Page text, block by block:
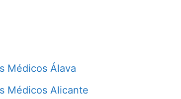
Médicos Álava
Médicos Alicante